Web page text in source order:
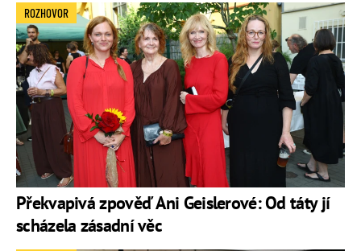
Překvapivá zpověď Ani Geislerové: Od táty jí
scházela zásadní věc
ROZHOVOR